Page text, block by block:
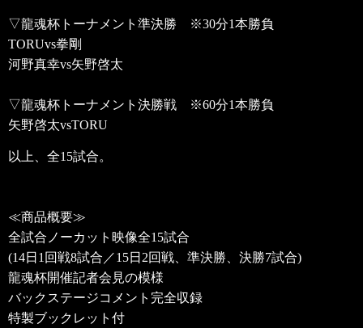
▽龍魂杯トーナメント準決勝
※30分1本勝負
TORUvs拳剛
河野真幸vs矢野啓太
▽龍魂杯トーナメント決勝戦
※60分1本勝負
矢野啓太vsTORU
以上、全15試合。
≪商品概要≫
全試合ノーカット映像全15試合
(14日1回戦8試合／15日2回戦、準決勝、決勝7試合)
龍魂杯開催記者会見の模様
バックステージコメント完全収録
特製ブックレット付